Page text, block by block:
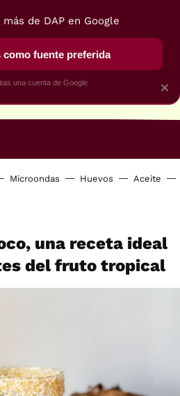
Microondas Huevos Aceite
una receta ideal
del fruto tropical
×
de DAP en Google
como fuente preferida
una cuenta de Google